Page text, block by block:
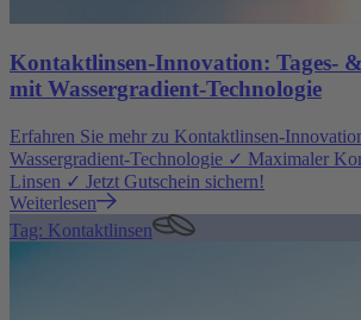
Kontaktlinsen-Innovation: Tages-
mit Wassergradient-Technologie
Erfahren Sie mehr zu Kontaktlinsen-
Wassergradient-Technologie ✓ Maximaler
Linsen ✓ Jetzt Gutschein sichern!
Weiterlesen
Tag: Kontaktlinsen